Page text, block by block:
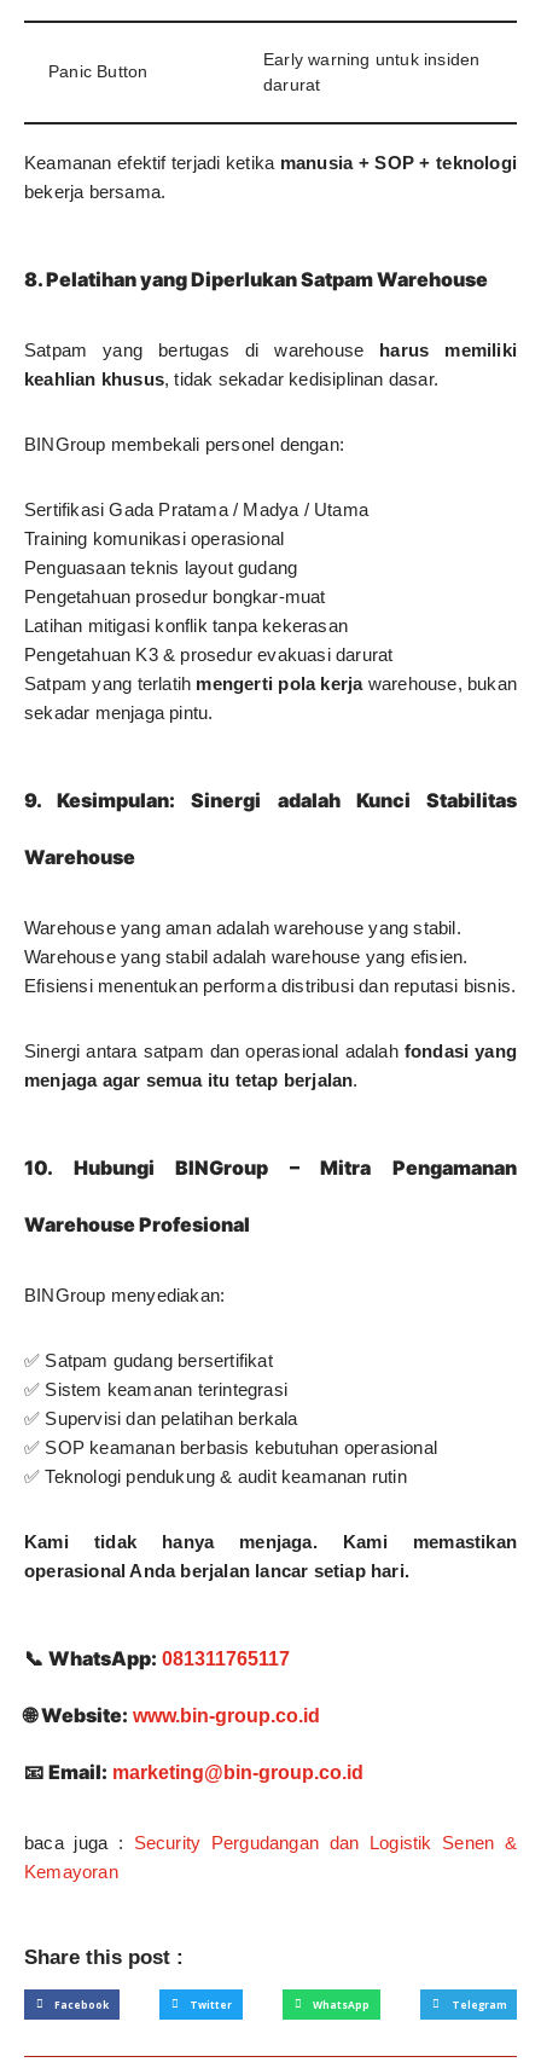
Panic Button
Early warning untuk insiden
darurat
Keamanan efektif terjadi ketika manusia + SOP + teknologi
bekerja bersama.
8. Pelatihan yang Diperlukan Satpam Warehouse
Satpam yang bertugas di warehouse harus memiliki
keahlian khusus, tidak sekadar kedisiplinan dasar.
BINGroup membekali personel dengan:
Sertifikasi Gada Pratama / Madya / Utama
Training komunikasi operasional
Penguasaan teknis layout gudang
Pengetahuan prosedur bongkar-muat
Latihan mitigasi konflik tanpa kekerasan
Pengetahuan K3 & prosedur evakuasi darurat
Satpam yang terlatih mengerti pola kerjawarehouse, bukan
sekadar menjaga pintu.
9. Kesimpulan: Sinergi adalah Kunci Stabilitas
Warehouse
Warehouse yang aman adalah warehouse yang stabil.
Warehouse yang stabil adalah warehouse yang efisien.
Efisiensi menentukan performa distribusi dan reputasi bisnis.
Sinergi antara satpam dan operasional adalah fondasi yang
menjaga agar semua itu tetap berjalan.
10. Hubungi BINGroup – Mitra Pengamanan
Warehouse Profesional
BINGroup menyediakan:
✅ Satpam gudang bersertifikat
✅ Sistem keamanan terintegrasi
✅ Supervisi dan pelatihan berkala
✅ SOP keamanan berbasis kebutuhan operasional
✅ Teknologi pendukung & audit keamanan rutin
Kami tidak hanya menjaga. Kami memastikan
operasional Anda berjalan lancar setiap hari.
📞 WhatsApp: 081311765117
🌐Website: www.bin-group.co.id
📧 Email: marketing@bin-group.co.id
baca juga : Security Pergudangan dan Logistik Senen &
Kemayoran
Share this post :
Facebook Twitter WhatsApp Telegram